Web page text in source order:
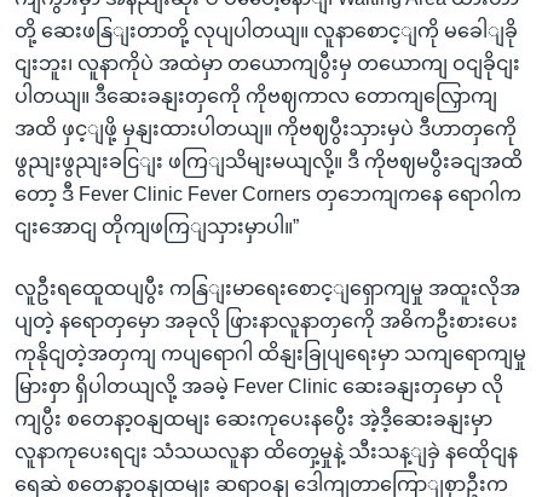
တို့ ဆေးဖနြျးတာတို့ လုပျပါတယျ။ လူနာစောင့ျကို မခေါျခို
ငျးဘူး၊ လူနာကိုပဲ အထဲမှာ တယောကျပွီးမှ တယောကျ ဝငျခိုငျး
ပါတယျ။ ဒီဆေးခနျးတှကေို ကိုဗဈကာလ တောကျလြှောကျ
အထိ ဖှင့ျဖို့ မှနျးထားပါတယျ။ ကိုဗဈပွီးသှားမှပဲ ဒီဟာတှကေို
ဖွညျးဖွညျးခငြျး ဖကြျသိမျးမယျလို့။ ဒီ ကိုဗဈမပွီးခငျအထိ
တော့ ဒီ Fever Clinic Fever Corners တှဘေကျကနေ ရောဂါက
ငျးအောငျ တိုကျဖကြျသှားမှာပါ။”
လူဦးရထေူထပျပွီး ကနြျးမာရေးစောင့ျရှောကျမှု အထူးလိုအ
ပျတဲ့ နရောတှမှော အခုလို ဖြားနာလူနာတှကေို အဓိကဦးစားပေး
ကုနိုငျတဲ့အတှကျ ကပျရောဂါ ထိနျးခြုပျရေးမှာ သကျရောကျမှု
မြားစှာ ရှိပါတယျလို့ အခမဲ့ Fever Clinic ဆေးခနျးတှမှော လို
ကျပွီး စတေနာ့ဝနျထမျး ဆေးကုပေးနပွေီး အဲ့ဒီ့ဆေးခနျးမှာ
လူနာကုပေးရငျး သံသယလူနာ ထိတှေ့မှုနဲ့ သီးသန့ျခှဲ နထေိုငျန
ရေဆဲ စတေနာ့ဝနျထမျး ဆရာဝနျ ဒေါကျတာကြောျစှာဦးက